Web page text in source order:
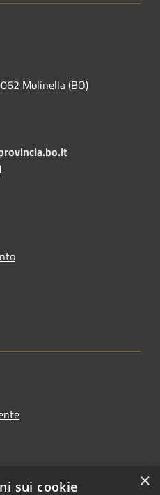
Molinella (BO)
×
sui cookie